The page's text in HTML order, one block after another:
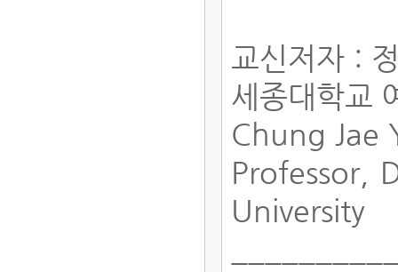
교신저자 :
세종대
Chung Jae
Professor,
University